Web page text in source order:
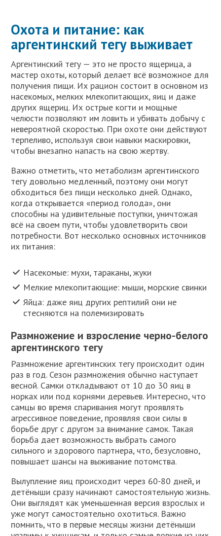
Охота и питание: как
аргентинский тегу выживает
Аргентинский тегу — это не просто ящерица, а
мастер охоты, который делает всё возможное для
получения пищи. Их рацион состоит в основном из
насекомых, мелких млекопитающих, яиц и даже
других ящериц. Их острые когти и мощные
челюсти позволяют им ловить и убивать добычу с
невероятной скоростью. При охоте они действуют
терпеливо, используя свои навыки маскировки,
чтобы внезапно напасть на свою жертву.
Важно отметить, что метаболизм аргентинского
тегу довольно медленный, поэтому они могут
обходиться без пищи несколько дней. Однако,
когда открывается «период голода», они
способны на удивительные поступки, уничтожая
всё на своем пути, чтобы удовлетворить свои
потребности. Вот несколько основных источников
их питания:
Насекомые: мухи, тараканы, жуки
Мелкие млекопитающие: мыши, морские свинки
Яйца: даже яиц других рептилий они не
стесняются на полемизировать
Размножение и взросление черно-белого
аргентинского тегу
Размножение аргентинских тегу происходит один
раз в год. Сезон размножения обычно наступает
весной. Самки откладывают от 10 до 30 яиц в
норках или под корнями деревьев. Интересно, что
самцы во время спаривания могут проявлять
агрессивное поведение, проявляя свои силы в
борьбе друг с другом за внимание самок. Такая
борьба дает возможность выбрать самого
сильного и здорового партнера, что, безусловно,
повышает шансы на выживание потомства.
Вылупление яиц происходит через 60-80 дней, и
детёныши сразу начинают самостоятельную жизнь.
Они выглядят как уменьшенная версия взрослых и
уже могут самостоятельно охотиться. Важно
помнить, что в первые месяцы жизни детёныши